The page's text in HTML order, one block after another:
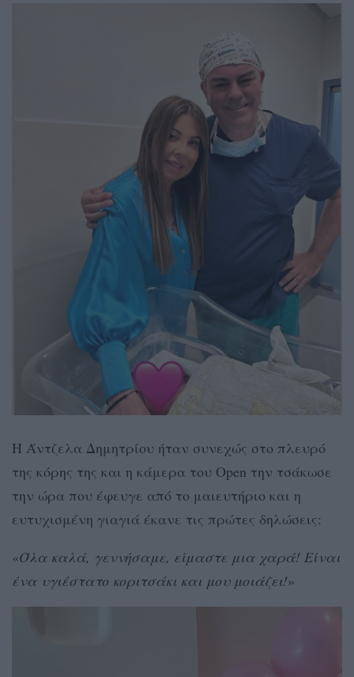
Η Άντζελα Δημητρίου ήταν συνεχώς στο πλευρό
της κόρης της και η κάμερα του Open την τσάκωσε
την ώρα που έφευγε από το μαιευτήριο και η
ευτυχισμένη γιαγιά έκανε τις πρώτες δηλώσεις:
«Όλα καλά, γεννήσαμε, είμαστε μια χαρά! Είναι
ένα υγιέστατο κοριτσάκι και μου μοιάζει!»